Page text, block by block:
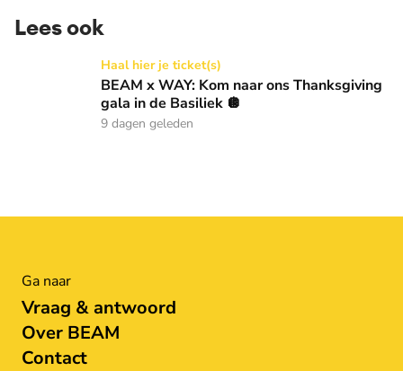
Lees ook
BEAM x WAY: Kom naar ons Thanksgiving gala in de
Haal hier je ticket(s)
BEAM x WAY: Kom naar ons Thanksgiving
gala in de Basiliek 🪩
9 dagen geleden
Ga naar
Vraag & antwoord
Over BEAM
Contact